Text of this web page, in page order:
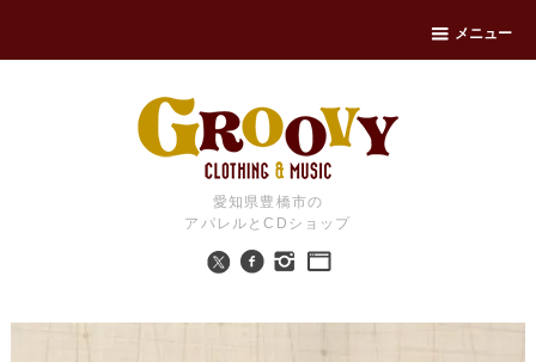
メニュー
愛知県豊橋市の
アパレルとCDショップ